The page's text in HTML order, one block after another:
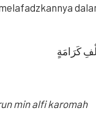
كَرَامَةٍ
min alfi karomah